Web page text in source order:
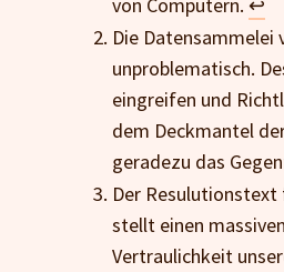
Die
unproblematisch.
eingreifen und
dem Deckmantel
geradezu das
Der
stellt einen
Vertraulichkeit